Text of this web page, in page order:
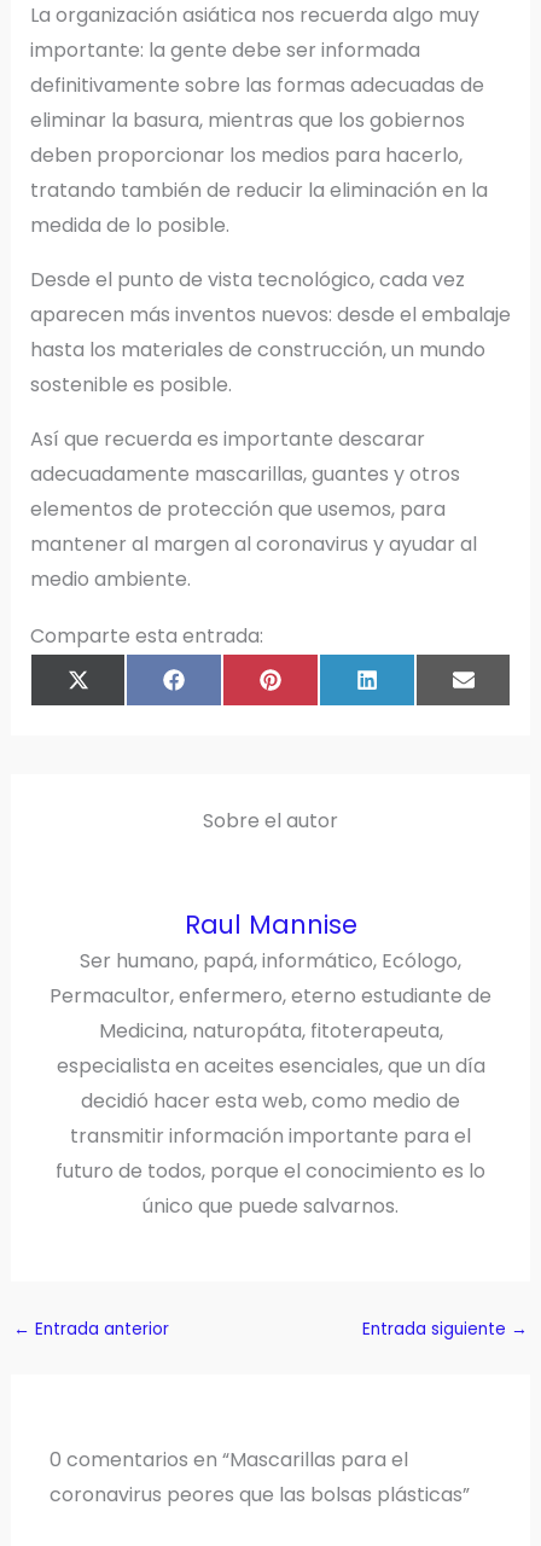
La organización asiática nos recuerda algo muy
importante: la gente debe ser informada
definitivamente sobre las formas adecuadas de
eliminar la basura, mientras que los gobiernos
deben proporcionar los medios para hacerlo,
tratando también de reducir la eliminación en la
medida de lo posible.
Desde el punto de vista tecnológico, cada vez
aparecen más inventos nuevos: desde el embalaje
hasta los materiales de construcción, un mundo
sostenible es posible.
Así que recuerda es importante descarar
adecuadamente mascarillas, guantes y otros
elementos de protección que usemos, para
mantener al margen al coronavirus y ayudar al
medio ambiente.
Comparte esta entrada:
COMPARTIR
X
T
COMPARTIR
F
C
COMPARTIR
P
N
COMPARTIR
L
N
E
A
Sobre el autor
Raul Mannise
Ser humano, papá, informático, Ecólogo,
Permacultor, enfermero, eterno estudiante de
Medicina, naturopáta, fitoterapeuta,
especialista en aceites esenciales, que un día
decidió hacer esta web, como medio de
transmitir información importante para el
futuro de todos, porque el conocimiento es lo
único que puede salvarnos.
← Entrada anterior Entrada siguiente →
0 comentarios en “Mascarillas para el
coronavirus peores que las bolsas plásticas”